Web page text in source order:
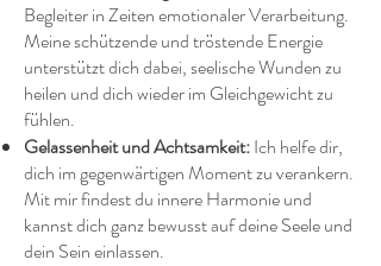
Begleiter in Zeiten emotionaler Verarbeitung.
Meine schützende und tröstende Energie
unterstützt dich dabei, seelische Wunden zu
heilen und dich wieder im Gleichgewicht zu
fühlen.
Gelassenheit und Achtsamkeit:Ich helfe dir,
dich im gegenwärtigen Moment zu verankern.
Mit mir findest du innere Harmonie und
kannst dich ganz bewusst auf deine Seele und
dein Sein einlassen.